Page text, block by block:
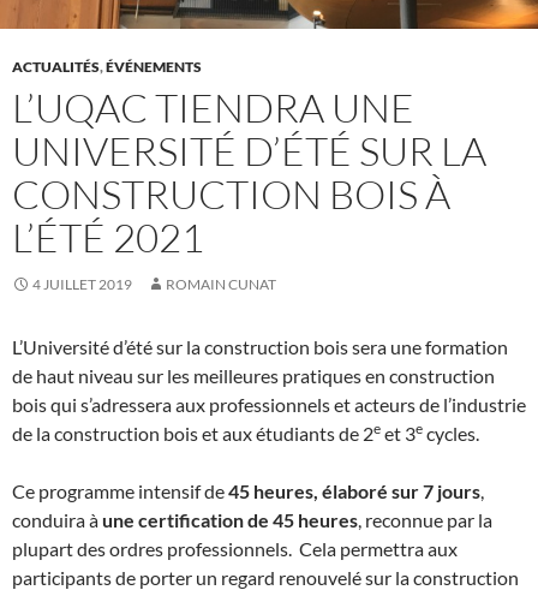
ACTUALITÉS,ÉVÉNEMENTS
L’UQAC TIENDRA UNE
UNIVERSITÉ D’ÉTÉ SUR LA
CONSTRUCTION BOIS À
L’ÉTÉ 2021
4 JUILLET 2019 ROMAIN CUNAT
L’Université d’été sur la construction bois sera une formation
de haut niveau sur les meilleures pratiques en construction
bois qui s’adressera aux professionnels et acteurs de l’industrie
de la construction bois et aux étudiants de 2e et 3e cycles.
Ce programme intensif de45 heures, élaboré sur 7 jours
conduira àune certification de 45 heures , reconnue par la
plupart des ordres professionnels. Cela permettra aux
participants de porter un regard renouvelé sur la construction